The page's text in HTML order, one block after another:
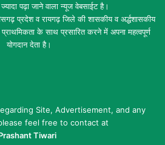
पढ़ा जाने वाला न्यूज वेबसाईट है।
प्रदेश व रायगढ़ जिले की शासकीय व अर्द्धशासकीय
के साथ प्रसारित करने में अपना महत्वपूर्ण
योगदान देता है।
Site, Advertisement, and any
feel free to contact at
Tiwari